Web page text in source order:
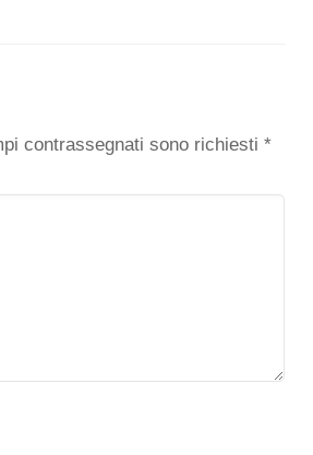
contrassegnati sono richiesti *